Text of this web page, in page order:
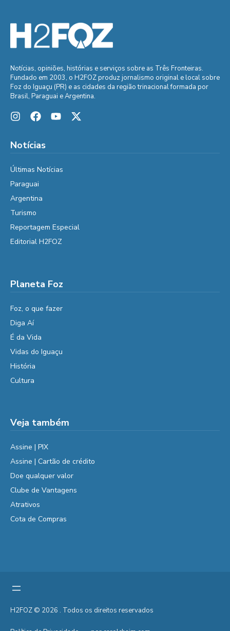
Notícias, opiniões, histórias e serviços sobre as Três Fronteiras.
Fundado em 2003, o H2FOZ produz jornalismo original e local sobre
Foz do Iguaçu (PR) e as cidades da região trinacional formada por
Brasil, Paraguai e Argentina.
Notícias
Últimas Notícias
Paraguai
Argentina
Turismo
Reportagem Especial
Editorial H2FOZ
Planeta Foz
Foz, o que fazer
Diga Aí
É da Vida
Vidas do Iguaçu
História
Cultura
Veja também
Assine | PIX
Assine | Cartão de crédito
Doe qualquer valor
Clube de Vantagens
Atrativos
Cota de Compras
H2FOZ © 2026 . Todos os direitos reservados